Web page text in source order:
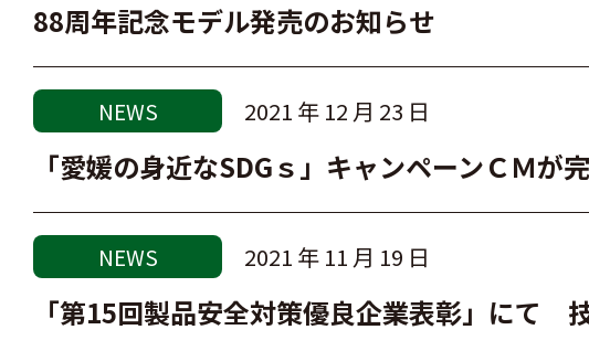
88周年記念モデル発売のお知らせ
NEWS 2021 年 12 月 23 日
「愛媛の身近なSDGｓ」キャンペーンＣＭが
NEWS 2021 年 11 月 19 日
「第15回製品安全対策優良企業表彰」にて